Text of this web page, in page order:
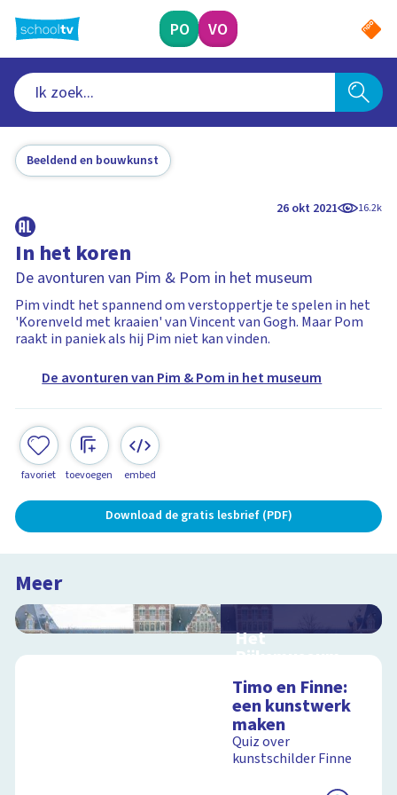
naar
hoofdinhoud
PO VO
Beeldend en bouwkunst
26 okt 2021 16.2k
In het koren
De avonturen van Pim & Pom in het museum
Pim vindt het spannend om verstoppertje te spelen in het
'Korenveld met kraaien' van Vincent van Gogh. Maar Pom
raakt in paniek als hij Pim niet kan vinden.
De avonturen van Pim & Pom in het museum
favoriet toevoegen embed
Download de gratis lesbrief (PDF)
Meer
Het
Rijksmuseum
schoolplaat in en om
het Rijksmuseum
Timo en Finne:
een kunstwerk
maken
Quiz over
kunstschilder Finne